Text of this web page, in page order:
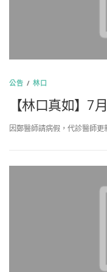
公告 /林口
【林口真如】7
因鄭醫師請病假，代診醫師